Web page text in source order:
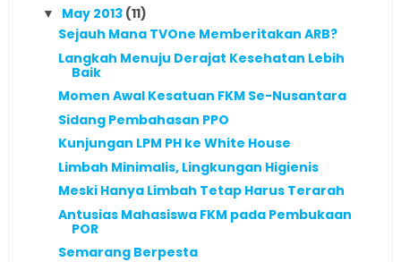
▼ May 2013 (11)
Sejauh Mana TVOne Memberitakan ARB?
Langkah Menuju Derajat Kesehatan Lebih
Baik
Momen Awal Kesatuan FKM Se-Nusantara
Sidang Pembahasan PPO
Kunjungan LPM PH ke White House
Limbah Minimalis, Lingkungan Higienis
Meski Hanya Limbah Tetap Harus Terarah
Antusias Mahasiswa FKM pada Pembukaan
POR
Semarang Berpesta